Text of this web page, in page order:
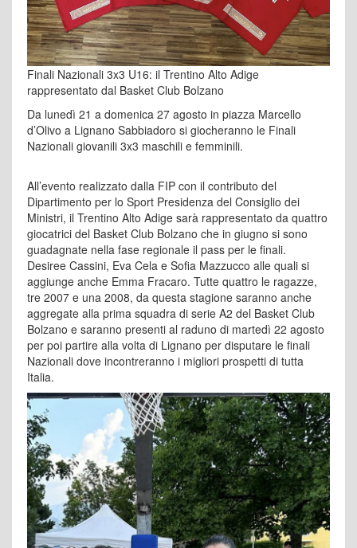
Finali Nazionali 3x3 U16: il Trentino Alto Adige
rappresentato dal Basket Club Bolzano
Da lunedì 21 a domenica 27 agosto in piazza Marcello
d’Olivo a Lignano Sabbiadoro si giocheranno le Finali
Nazionali giovanili 3x3 maschili e femminili.
All’evento realizzato dalla FIP con il contributo del
Dipartimento per lo Sport Presidenza del Consiglio dei
Ministri, il Trentino Alto Adige sarà rappresentato da quattro
giocatrici del Basket Club Bolzano che in giugno si sono
guadagnate nella fase regionale il pass per le finali.
Desiree Cassini, Eva Cela e Sofia Mazzucco alle quali si
aggiunge anche Emma Fracaro. Tutte quattro le ragazze,
tre 2007 e una 2008, da questa stagione saranno anche
aggregate alla prima squadra di serie A2 del Basket Club
Bolzano e saranno presenti al raduno di martedì 22 agosto
per poi partire alla volta di Lignano per disputare le finali
Nazionali dove incontreranno i migliori prospetti di tutta
Italia.